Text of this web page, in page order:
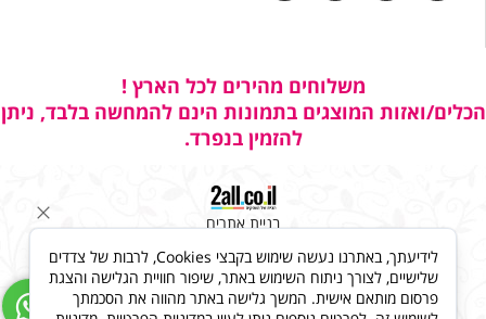
משלוחים מהירים לכל הארץ !
הכלים/ואזות המוצגים בתמונות הינם להמחשה בלבד, ניתן
להזמין בנפרד.
בניית אתרים
לידיעתך, באתרנו נעשה שימוש בקבצי Cookies, לרבות של צדדים
שלישיים, לצורך ניתוח השימוש באתר, שיפור חוויית הגלישה והצגת
פרסום מותאם אישית. המשך גלישה באתר מהווה את הסכמתך